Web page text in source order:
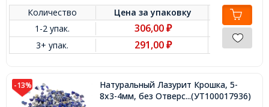
Количество Цена заупаковку
1-2 упак.
306,00 ₽
3+ упак. 291,00 ₽
-13%
Натуральный Лазурит Крошка, 5-
8x3-4мм, без Отверстия,...(УТ100017936)